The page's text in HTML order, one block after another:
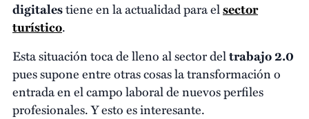
digitalestiene en la actualidad para elsector
turístico.
Esta situación toca de lleno al sector deltrabajo 2.0
pues supone entre otras cosas la transformación o
entrada en el campo laboral de nuevos perfiles
profesionales. Y esto es interesante.